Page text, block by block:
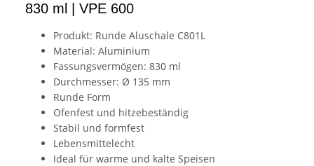
830 ml | VPE 600
Produkt: Runde Aluschale C801L
Material: Aluminium
Fassungsvermögen: 830 ml
Durchmesser: Ø 135 mm
Runde Form
Ofenfest und hitzebeständig
Stabil und formfest
Lebensmittelecht
Ideal für warme und kalte Speisen